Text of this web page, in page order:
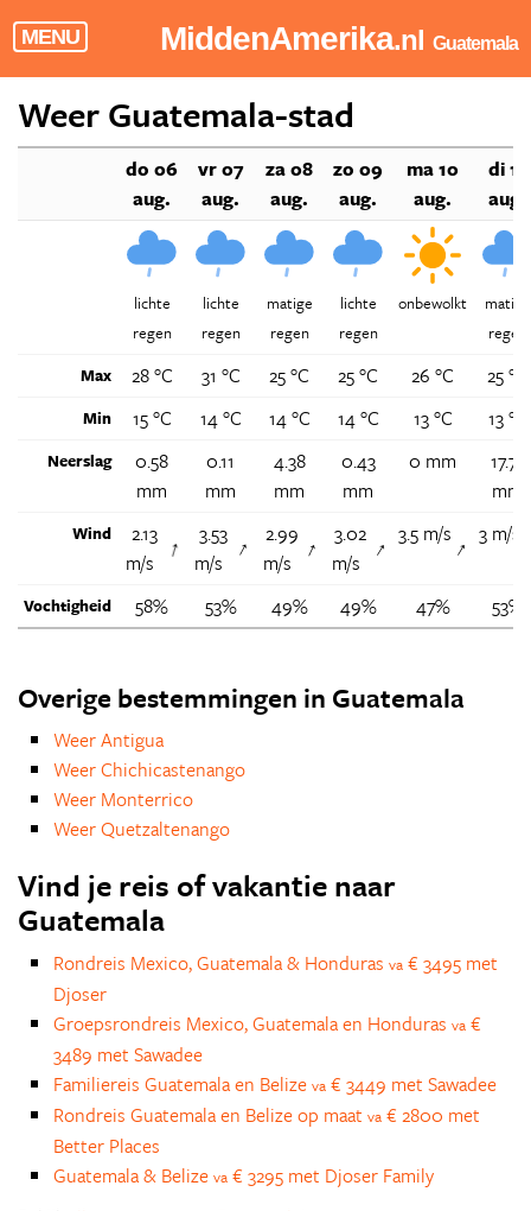
MENU MiddenAmerika.nl Guatemala
Weer Guatemala-stad
do 06
aug.
vr 07
aug.
za 08
aug.
zo 09
aug.
ma 10
aug.
di 11
aug.
lichte
regen
lichte
regen
matige
regen
lichte
regen
onbewolkt
matige
regen
Max
28 °C 31 °C 25 °C 25 °C 26 °C 25 °C
Min 15 °C 14 °C 14 °C 14 °C 13 °C 13 °C
Neerslag
0.58
mm
0.11
mm
4.38
mm
0.43
mm
0 mm
17.73
mm
Wind
2.13
m/s
↑
3.53
m/s
↑
2.99
m/s
↑
3.02
m/s
↑
3.5 m/s↑ 3 m/s
Vochtigheid 58% 53% 49% 49% 47% 53%
Overige bestemmingen in Guatemala
Weer Antigua
Weer Chichicastenango
Weer Monterrico
Weer Quetzaltenango
Vind je reis of vakantie naar
Guatemala
Rondreis Mexico, Guatemala & Honduras va € 3495 met
Djoser
Groepsrondreis Mexico, Guatemala en Honduras va €
3489 met Sawadee
Familiereis Guatemala en Belize va € 3449 met Sawadee
Rondreis Guatemala en Belize op maat va € 2800 met
Better Places
Guatemala & Belize va € 3295 met Djoser Family